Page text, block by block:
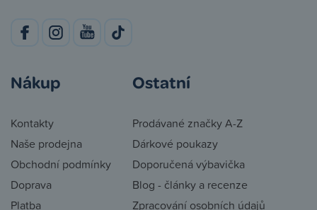
Nákup
Kontakty
Naše prodejna
Obchodní podmínky
Doprava
Platba
Ostatní
Prodávané značky A-Z
Dárkové poukazy
Doporučená výbavička
Blog - články a recenze
Zpracování osobních údajů